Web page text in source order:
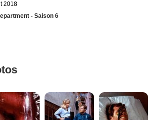
2018
- Saison 6